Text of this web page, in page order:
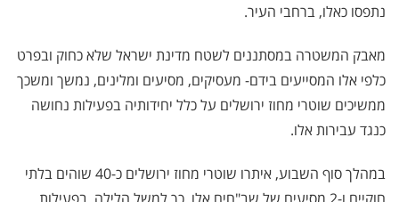
נתפסו כאלו, ברחבי העיר.
מאבק המשטרה במסתננים לשטח מדינת ישראל שלא כחוק ובפרט
כלפי אלו המסייעים בידם- מעסיקים, מסיעים ומלינים, נמשך ומשכך
ממשיכים שוטרי מחוז ירושלים על כלל יחידותיה בפעילות נחושה
כנגד עבירות אלו.
במהלך סוף השבוע, איתרו שוטרי מחוז ירושלים כ-40 שוהים בלתי